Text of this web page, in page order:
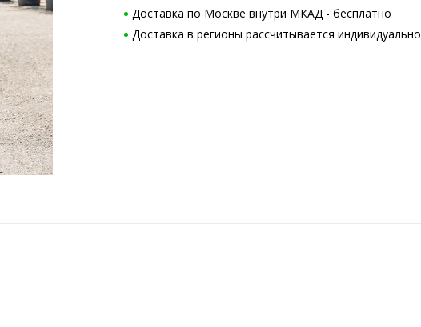
Доставка по Москве внутри МКАД - бесплатно
Доставка в регионы рассчитывается индивидуально